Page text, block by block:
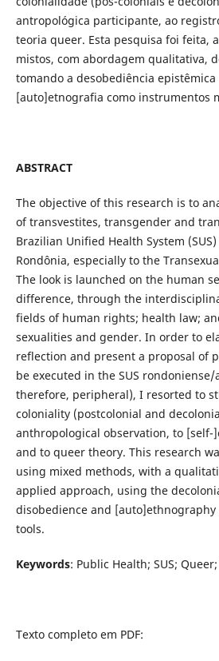
antropológica participante, ao
teoria queer. Esta pesquisa foi feita,
mistos, com abordagem qualitativa,
tomando a desobediência epistêmica
[auto]etnografia como instrumentos
ABSTRACT
The objective of this research is to
of transvestites, transgender and
Brazilian Unified Health System
Rondônia, especially to the
The look is launched on the human
difference, through the
fields of human rights; health law;
sexualities and gender. In order to
reflection and present a proposal of
be executed in the SUS rondoniense/
therefore, peripheral), I resorted to
coloniality (postcolonial and
anthropological observation, to
and to queer theory. This research
using mixed methods, with a
applied approach, using the
disobedience and [auto]ethnography
tools.
Keywords: Public Health; SUS;
Texto completo em PDF: